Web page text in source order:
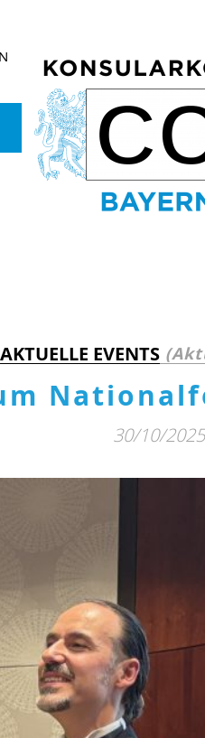
AKTUELLE EVENTS
30/10/2025